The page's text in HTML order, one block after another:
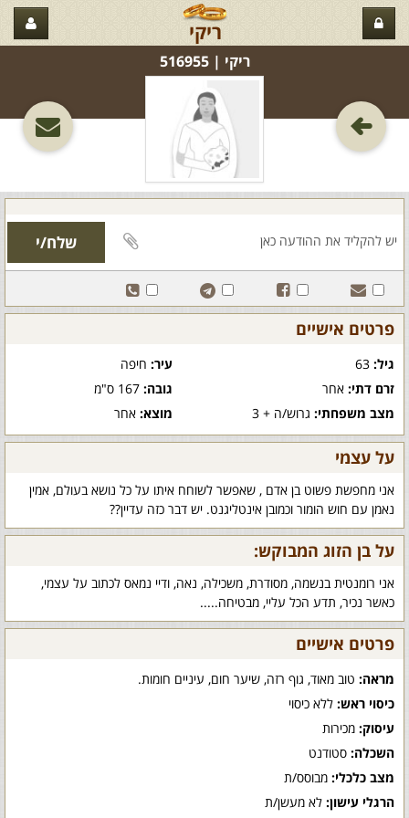
ריקי
ריקי‏ | 516955
פרטים אישיים
גיל: עיר:חיפה
זרם דתי: אחר גובה:167 ס"מ
מצב משפחתי: גרוש/ה + 3 מוצא:אחר
על עצמי
אני מחפשת פשוט בן אדם , שאפשר לשוחח איתו על כל נושא בעולם, אמין
נאמן עם חוש הומור וכמובן אינטליגנט. יש דבר כזה עדיין??
על בן הזוג המבוקש:
אני רומנטית בנשמה, מסודרת, משכילה, נאה, ודיי נמאס לכתוב על עצמי,
כאשר נכיר, תדע הכל עליי, מבטיחה.....
פרטים אישיים
מראה: טוב מאוד, גוף רזה, שיער חום, עיניים חומות.
כיסוי ראש: ללא כיסוי
עיסוק: מכירות
השכלה: סטודנט
מצב כלכלי: מבוסס/ת
הרגלי עישון: לא מעשן/ת